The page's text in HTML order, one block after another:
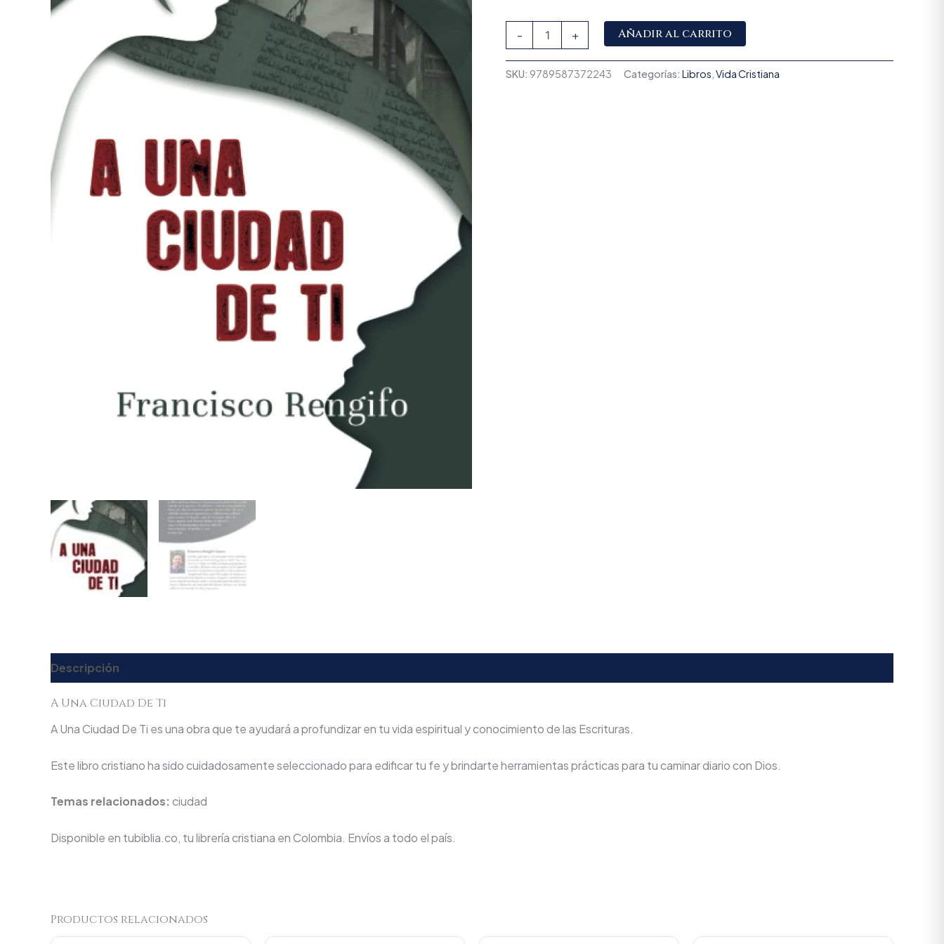
- + Añadir al carrito
SKU: 9789587372243 Categorías: Libros,Vida Cristiana
Descripción
A Una Ciudad De Ti
A Una Ciudad De Ti es una obra que te ayudará a profundizar en tu vida espiritual y conocimiento de las Escrituras.
Este libro cristiano ha sido cuidadosamente seleccionado para edificar tu fe y brindarte herramientas prácticas para tu caminar diario con Dios.
Temas relacionados: ciudad
Disponible en tubiblia.co, tu librería cristiana en Colombia. Envíos a todo el país.
Productos relacionados